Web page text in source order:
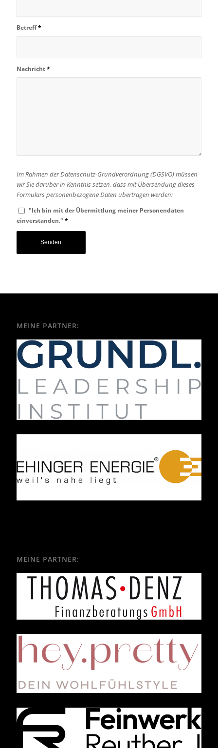
Betreff*
Nachricht*
Im Rahmen der Datenschutz-Grundverordnung (DGSVO) müssen
wir Sie darüber in Kenntnis setzen, dass mit Übersendung dieses
Formulars personenbezogene Daten übertragen werden:
"Ich bin mit der Übermittlung meiner Personendaten
einverstanden." *
MEINE PARTNER:
MEINE PARTNER: